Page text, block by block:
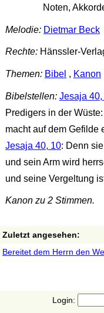
Noten,
Melodie: Dietmar Beck
Rechte:Hänssler-
Themen: Bibel , Kanon
Bibelstellen: Jesaja 40,
Predigers in der
macht auf dem Gefilde
Jesaja 40, 10: Denn
und sein Arm wird
und seine Vergeltung
Kanon zu 2 Stimmen.
Zuletzt angesehen:
Bereitet dem Herrn den
Login: